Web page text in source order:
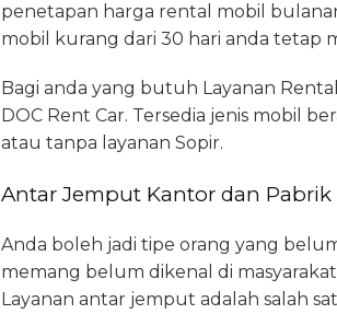
penetapan harga rental mobil
mobil kurang dari 30 hari anda tetap
Bagi anda yang butuh Layanan
DOC Rent Car. Tersedia jenis mobil
atau tanpa layanan Sopir.
Antar Jemput Kantor dan Pabrik
Anda boleh jadi tipe orang yang
memang belum dikenal di
Layanan antar jemput adalah salah